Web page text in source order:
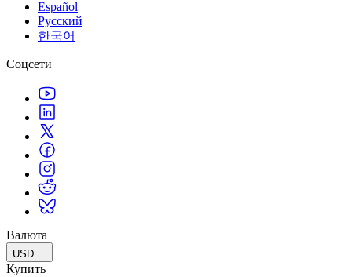
Español
Русский
한국어
Соцсети
Валюта
USD
Купить